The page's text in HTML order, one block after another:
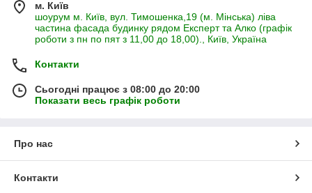
м. Київ
шоурум м. Київ, вул. Тимошенка,19 (м. Мінська) ліва
частина фасада будинку рядом Експерт та Алко (графік
роботи з пн по пят з 11,00 до 18,00)., Київ, Україна
Контакти
Сьогодні працює з 08:00 до 20:00
Показати весь графік роботи
Про нас
Контакти